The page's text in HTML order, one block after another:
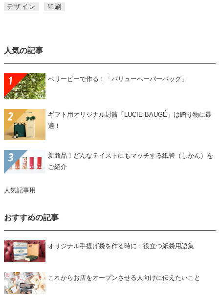
デザイン 印刷
人気の記事
ベリービーで作る！「バリューペーパーバッグ」
ギフト用オリジナル封筒「LUCIE BAUGÉ」は贈り物に最
適！
新商品！どんなテイストにもマッチする紙管（しかん）を
ご紹介
人気記事用
おすすめの記事
オリジナル手提げ袋を作る時に！役立つ紙袋用語集
これからお店をオープンさせる人向けに伝えたいこと